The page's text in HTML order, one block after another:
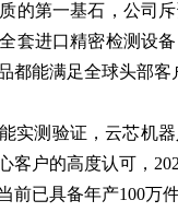
的第一基石，公
套进口精密检测设
都能满足全球头部客
实测验证，云芯机
客户的高度认可，
前已具备年产100万